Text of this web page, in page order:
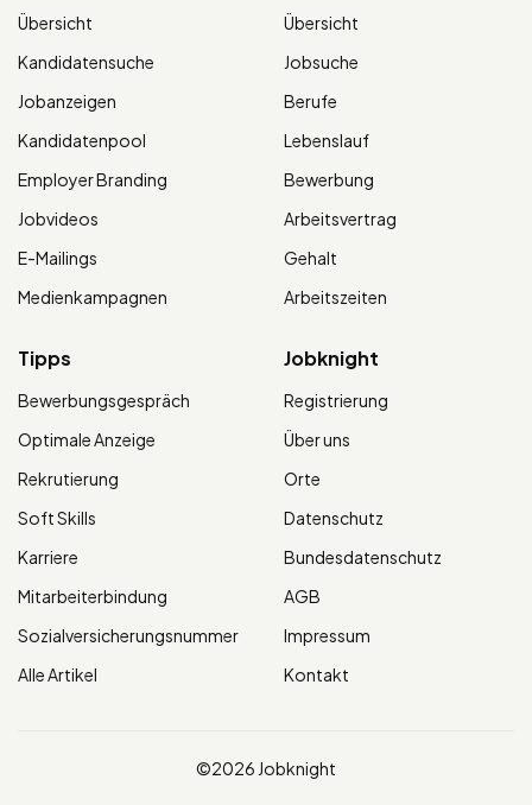
Übersicht
Kandidatensuche
Jobanzeigen
Kandidatenpool
Employer Branding
Jobvideos
E-Mailings
Medienkampagnen
Übersicht
Jobsuche
Berufe
Lebenslauf
Bewerbung
Arbeitsvertrag
Gehalt
Arbeitszeiten
Tipps
Bewerbungsgespräch
Optimale Anzeige
Rekrutierung
Soft Skills
Karriere
Mitarbeiterbindung
Sozialversicherungsnummer
Alle Artikel
Jobknight
Registrierung
Über uns
Orte
Datenschutz
Bundesdatenschutz
AGB
Impressum
Kontakt
©2026 Jobknight